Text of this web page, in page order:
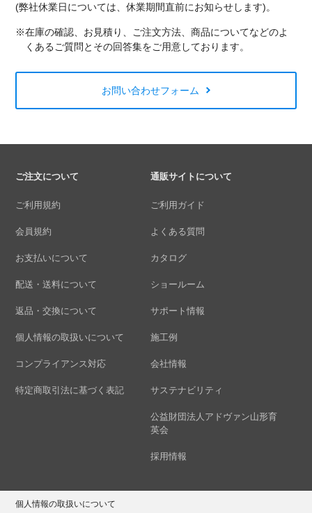
(弊社休業日については、休業期間直前にお知らせします)。
※在庫の確認、お見積り、ご注文方法、商品についてなどのよ
くあるご質問とその回答集をご用意しております。
お問い合わせフォーム
ご注文について
ご利用規約
会員規約
お支払いについて
配送・送料について
返品・交換について
個人情報の取扱いについて
コンプライアンス対応
特定商取引法に基づく表記
通販サイトについて
ご利用ガイド
よくある質問
カタログ
ショールーム
サポート情報
施工例
会社情報
サステナビリティ
公益財団法人アドヴァン山形育
英会
採用情報
個人情報の取扱いについて